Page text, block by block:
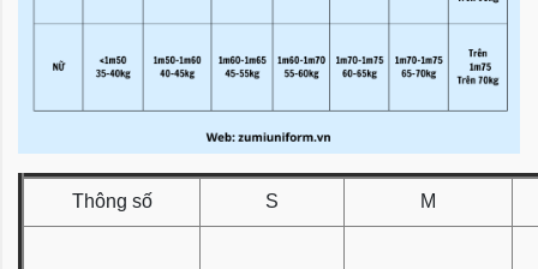
Thông số S M